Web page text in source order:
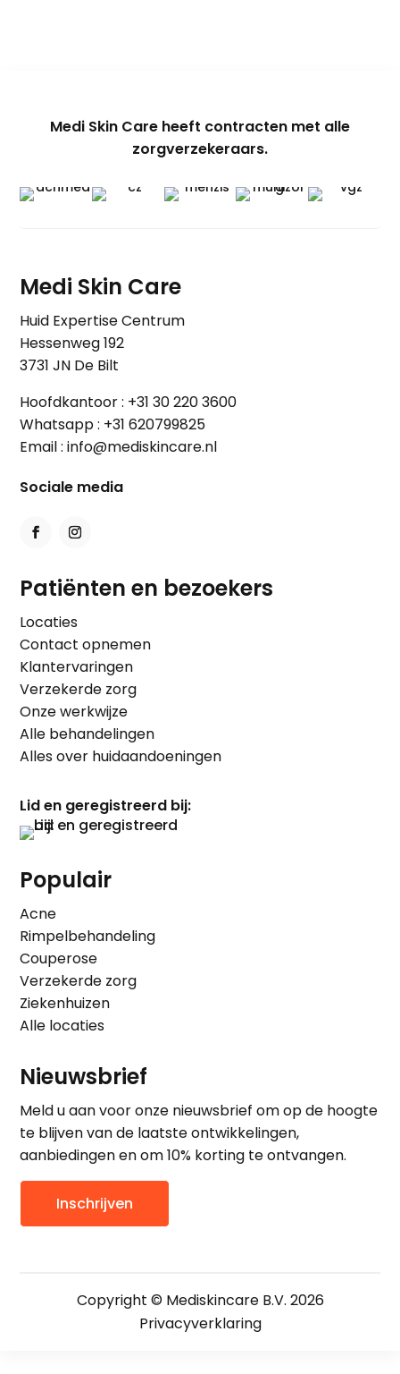
Medi Skin Care heeft contracten met alle
zorgverzekeraars.
Medi Skin Care
Huid Expertise Centrum
Hessenweg 192
3731 JN De Bilt
Hoofdkantoor : +31 30 220 3600
Whatsapp : +31 620799825
Email : info@mediskincare.nl
Sociale media
Patiënten en bezoekers
Locaties
Contact opnemen
Klantervaringen
Verzekerde zorg
Onze werkwijze
Alle behandelingen
Alles over huidaandoeningen
Lid en geregistreerd bij:
Populair
Acne
Rimpelbehandeling
Couperose
Verzekerde zorg
Ziekenhuizen
Alle locaties
Nieuwsbrief
Meld u aan voor onze nieuwsbrief om op de hoogte
te blijven van de laatste ontwikkelingen,
aanbiedingen en om 10% korting te ontvangen.
Inschrijven
Copyright © Mediskincare B.V. 2026
Privacyverklaring